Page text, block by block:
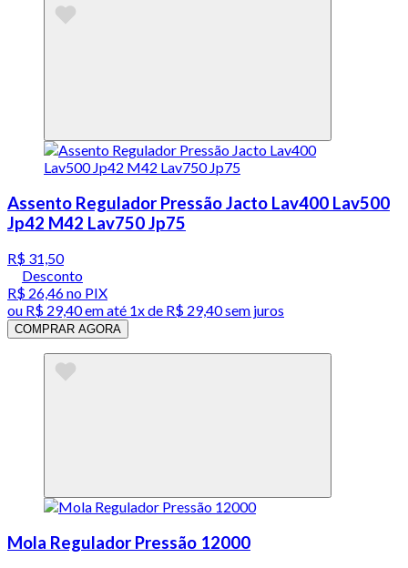
Assento Regulador Pressão Jacto Lav400 Lav500
Jp42 M42 Lav750 Jp75
R$ 31,50
Desconto
R$ 26,46no PIX
ou R$ 29,40em até 1x de R$ 29,40sem juros
COMPRAR AGORA
Mola Regulador Pressão 12000